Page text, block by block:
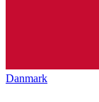
Danmark